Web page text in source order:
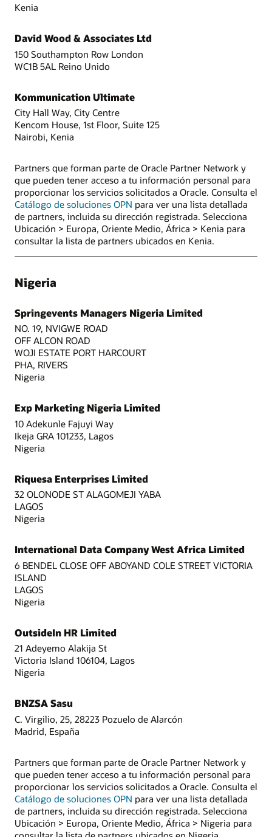
Kenia
David Wood & Associates Ltd
150 Southampton Row London
WC1B 5AL Reino Unido
Kommunication Ultimate
City Hall Way, City Centre
Kencom House, 1st Floor, Suite 125
Nairobi, Kenia
Partners que forman parte de Oracle Partner Network y
que pueden tener acceso a tu información personal para
proporcionar los servicios solicitados a Oracle. Consulta el
Catálogo de soluciones OPN para ver una lista detallada
de partners, incluida su dirección registrada. Selecciona
Ubicación > Europa, Oriente Medio, África > Kenia para
consultar la lista de partners ubicados en Kenia.
Nigeria
Springevents Managers Nigeria Limited
NO. 19, NVIGWE ROAD
OFF ALCON ROAD
WOJI ESTATE PORT HARCOURT
PHA, RIVERS
Nigeria
Exp Marketing Nigeria Limited
10 Adekunle Fajuyi Way
Ikeja GRA 101233, Lagos
Nigeria
Riquesa Enterprises Limited
32 OLONODE ST ALAGOMEJI YABA
LAGOS
Nigeria
International Data Company West Africa Limited
6 BENDEL CLOSE OFF ABOYAND COLE STREET VICTORIA
ISLAND
LAGOS
Nigeria
OutsideIn HR Limited
21 Adeyemo Alakija St
Victoria Island 106104, Lagos
Nigeria
BNZSA Sasu
C. Virgilio, 25, 28223 Pozuelo de Alarcón
Madrid, España
Partners que forman parte de Oracle Partner Network y
que pueden tener acceso a tu información personal para
proporcionar los servicios solicitados a Oracle. Consulta el
Catálogo de soluciones OPN para ver una lista detallada
de partners, incluida su dirección registrada. Selecciona
Ubicación > Europa, Oriente Medio, África > Nigeria para